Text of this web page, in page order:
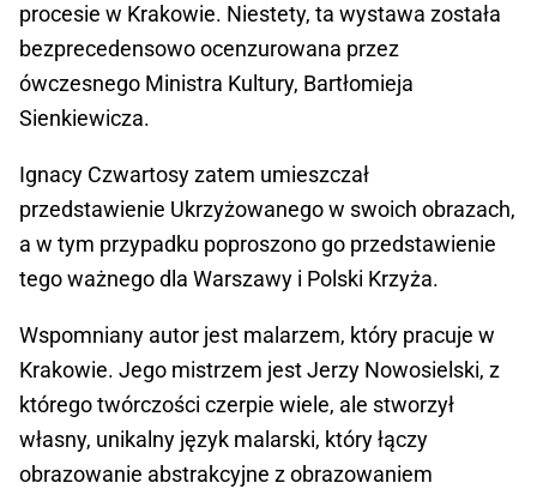
procesie w Krakowie. Niestety, ta wystawa została
bezprecedensowo ocenzurowana przez
ówczesnego Ministra Kultury, Bartłomieja
Sienkiewicza.
Ignacy Czwartosy zatem umieszczał
przedstawienie Ukrzyżowanego w swoich obrazach,
a w tym przypadku poproszono go przedstawienie
tego ważnego dla Warszawy i Polski Krzyża.
Wspomniany autor jest malarzem, który pracuje w
Krakowie. Jego mistrzem jest Jerzy Nowosielski, z
którego twórczości czerpie wiele, ale stworzył
własny, unikalny język malarski, który łączy
obrazowanie abstrakcyjne z obrazowaniem